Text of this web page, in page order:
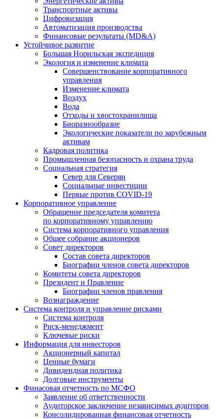
Транспортные активы
Цифровизация
Автоматизация производства
Финансовые результаты (MD&A)
Устойчивое развитие
Большая Норильская экспедиция
Экология и изменение климата
Совершенствование корпоративного
управления
Изменение климата
Воздух
Вода
Отходы и хвостохранилища
Биоразнообразие
Экологические показатели по зарубежным
активам
Кадровая политика
Промышленная безопасность и охрана труда
Социальная стратегия
Север для Северян
Социальные инвестиции
Первые против COVID‑19
Корпоративное управление
Обращение председателя комитета
по корпоративному управлению
Система корпоративного управления
Общее собрание акционеров
Совет директоров
Состав совета директоров
Биографии членов совета директоров
Комитеты совета директоров
Президент и Правление
Биографии членов правления
Вознаграждение
Система контроля и управление рисками
Система контроля
Риск-менеджмент
Ключевые риски
Информация для инвесторов
Акционерный капитал
Ценные бумаги
Дивидендная политика
Долговые инструменты
Финасовая отчетность по МСФО
Заявление об ответственности
Аудиторское заключение независимых аудиторов
Консолидированная финансовая отчетность